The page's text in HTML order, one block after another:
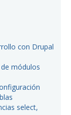
con Drupal
módulos
select,